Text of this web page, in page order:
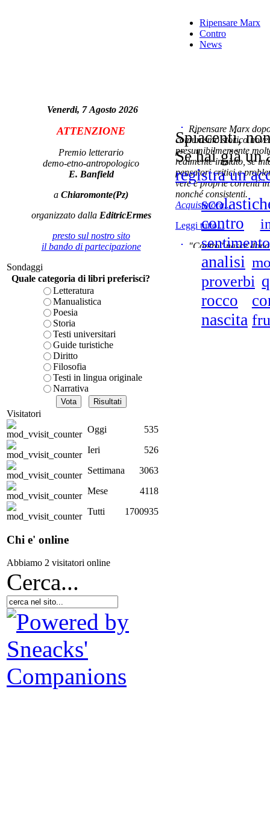
Venerdi, 7 Agosto 2026
ATTENZIONE
Premio letterario
demo-etno-antropologico
E. Banfield
a Chiaromonte(Pz)
organizzato dalla EditricErmes
presto sul nostro sito
il bando di partecipazione
Sondaggi
Quale categoria di libri preferisci?
Letteratura
Manualistica
Poesia
Storia
Testi universitari
Guide turistiche
Diritto
Filosofia
Testi in lingua originale
Narrativa
Visitatori
Oggi
535
Ieri
526
Settimana
3063
Mese
4118
Tutti
1700935
Chi e' online
Abbiamo 2 visitatori online
Ripensare Marx
Contro
News
Ripensare Marx
comunismo storico
presumibilmemente
realmente iniziato, se
pensatori critici e
vere e proprie correnti
nonché consistenti.
Acquista ora...
Leggi tutto...
"Contro" nasce
cominciato con la
ripensaremarx. i saggi
questa collaborazione
è teorica, sempre però
presente fase.
Acquista ora...
Spiacenti,
Se hai già un
registra un
contro
sentimento
analisi
proverbi
rocco
nascita
Cerca...